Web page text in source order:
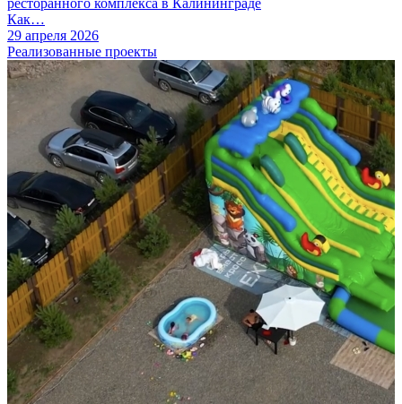
ресторанного комплекса в Калининграде
Как…
29 апреля 2026
Реализованные проекты